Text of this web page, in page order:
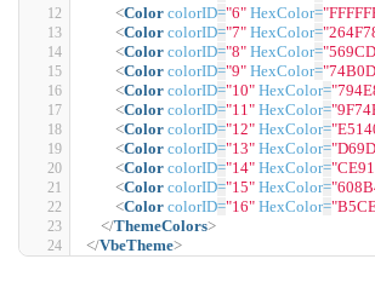
<Color colorID="6" HexColor=
<Color colorID="7" HexColor=
<Color colorID="8" HexColor=
<Color colorID="9" HexColor=
<Color colorID="10" HexColor=
<Color colorID="11" HexColor=
<Color colorID="12" HexColor=
<Color colorID="13" HexColor=
<Color colorID="14" HexColor=
<Color colorID="15" HexColor=
<Color colorID="16" HexColor=
</ThemeColors>
</VbeTheme>